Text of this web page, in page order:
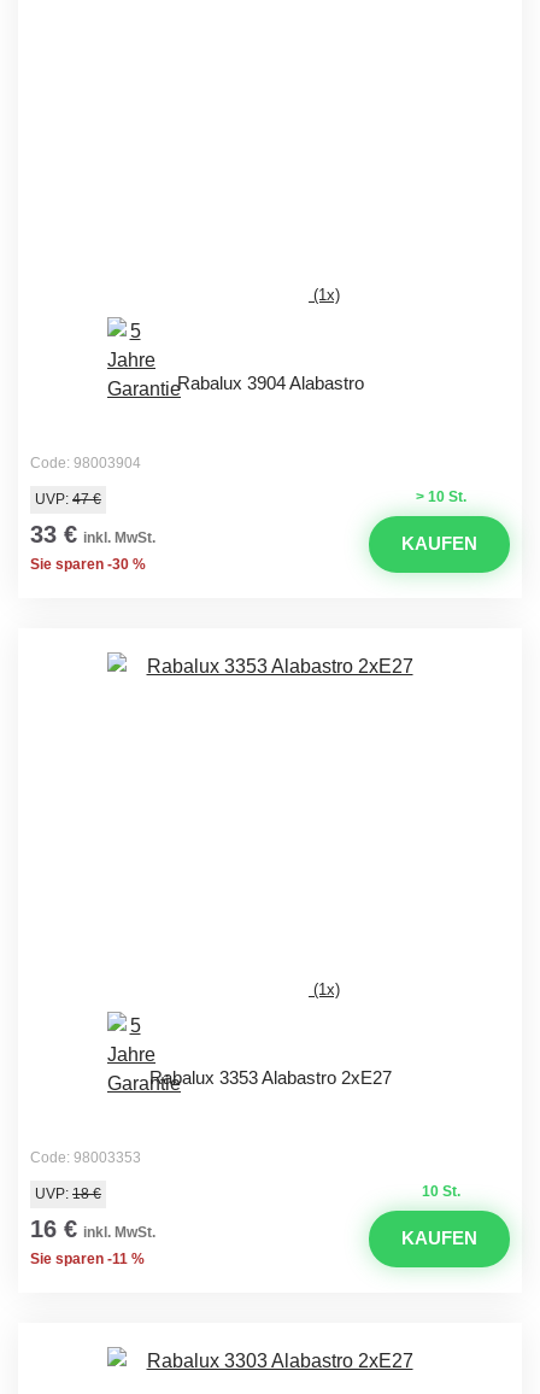
(1x)
Rabalux 3904 Alabastro
Code: 98003904
> 10 St.
UVP: 47 €
33 € inkl. MwSt.
Sie sparen -30 %
KAUFEN
(1x)
Rabalux 3353 Alabastro 2xE27
Code: 98003353
10 St.
UVP: 18 €
16 € inkl. MwSt.
Sie sparen -11 %
KAUFEN